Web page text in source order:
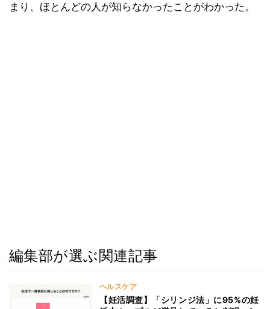
まり、ほとんどの人が知らなかったことがわかった。
編集部が選ぶ関連記事
ヘルスケア
【妊活調査】「シリンジ法」に95%の妊